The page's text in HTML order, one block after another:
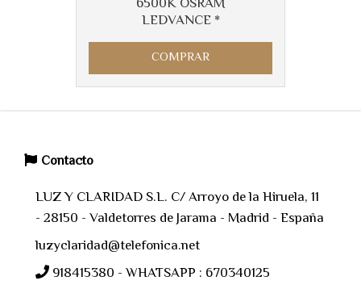
LEDVANCE *
COMPRAR
Contacto
LUZ Y CLARIDAD S.L. C/ Arroyo de la Hiruela, 11
- 28150 - Valdetorres de Jarama - Madrid - España
luzyclaridad@telefonica.net
918415380 - WHATSAPP : 670340125